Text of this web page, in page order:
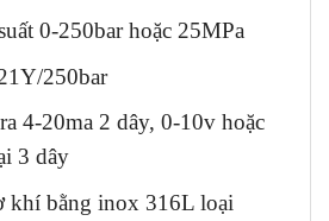
0-250bar hoặc 25MPa
250bar
4-20ma 2 dây, 0-10v hoặc
3 dây
khí bằng inox 316L loại